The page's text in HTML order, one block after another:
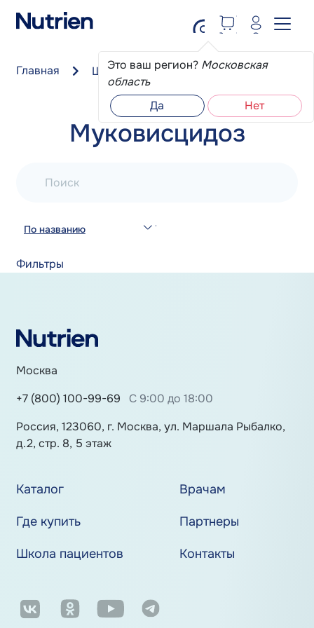
Это ваш регион? Московская
область
Да
Нет
Главная Школа пациента Муковисцидоз
Муковисцидоз
Поиск
По названию
Фильтры
Москва
+7 (800) 100-99-69
С 9:00 до 18:00
Россия, 123060, г. Москва, ул. Маршала Рыбалко,
д.2, стр. 8, 5 этаж
Каталог
Врачам
Где купить
Партнеры
Школа пациентов
Контакты